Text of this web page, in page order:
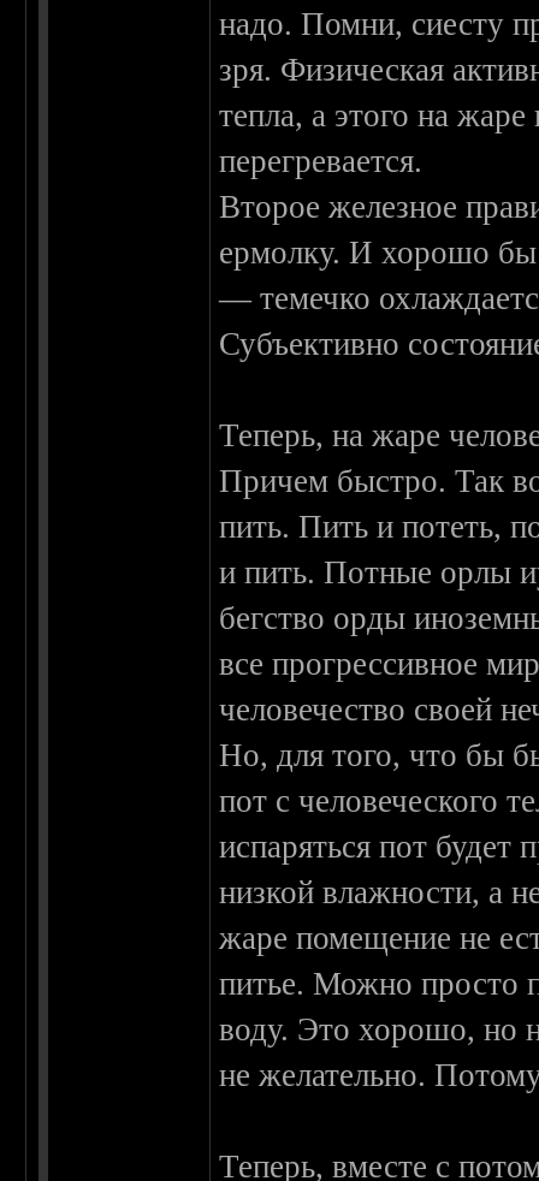
надо. Помни, сиесту
зря. Физическая
тепла, а этого на
перегревается.
Второе железное
ермолку. И хорошо
— темечко
Субъективно
Теперь, на жаре
Причем быстро. Так
пить. Пить и потеть,
и пить. Потные орлы
бегство орды
все прогрессивное
человечество своей
Но, для того, что бы
пот с человеческого
испаряться пот будет
низкой влажности, а
жаре помещение не
питье. Можно просто
воду. Это хорошо, но
не желательно.
Теперь, вместе с